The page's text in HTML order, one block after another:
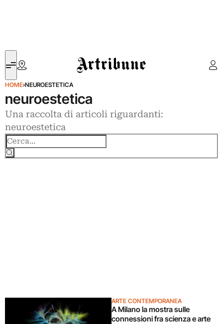
Artribune
HOME›NEUROESTETICA
neuroestetica
Una raccolta di articoli riguardanti:
neuroestetica
ARTE CONTEMPORANEA
A Milano la mostra sulle
connessioni fra scienza e arte